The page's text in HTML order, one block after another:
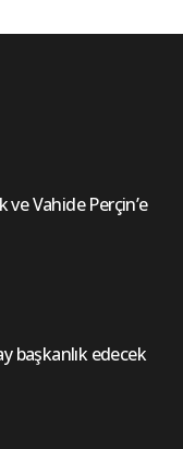
ve Vahide Perçin’e
başkanlık edecek